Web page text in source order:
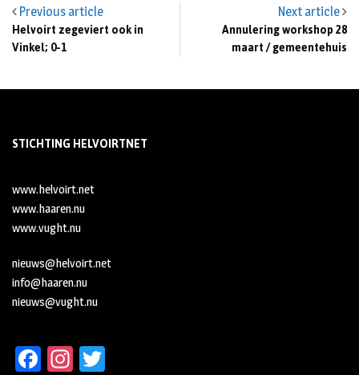
Previous article
Helvoirt zegeviert ook in
Vinkel; 0-1
Next article
Annulering workshop 28
maart / gemeentehuis
STICHTING HELVOIRTNET
www.helvoirt.net
www.haaren.nu
www.vught.nu
nieuws@helvoirt.net
info@haaren.nu
nieuws@vught.nu
Fa In